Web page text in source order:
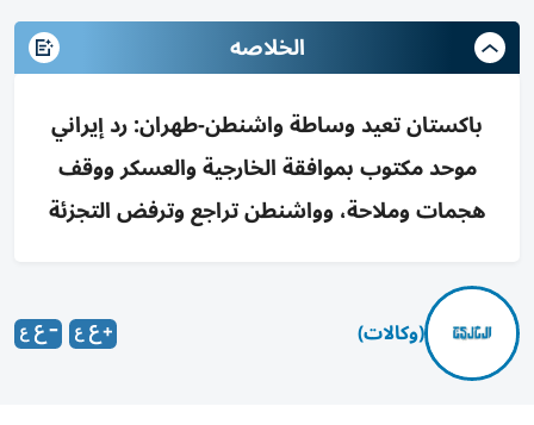
الخلاصه
باكستان تعيد وساطة واشنطن-طهران: رد إيراني
موحد مكتوب بموافقة الخارجية والعسكر ووقف
هجمات وملاحة، وواشنطن تراجع وترفض التجزئة
(وكالات)